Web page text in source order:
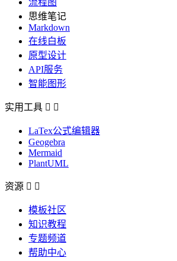
流程图
思维笔记
Markdown
在线白板
原型设计
API服务
智能图形
实用工具  
LaTex公式编辑器
Geogebra
Mermaid
PlantUML
资源  
模板社区
知识教程
专题频道
帮助中心